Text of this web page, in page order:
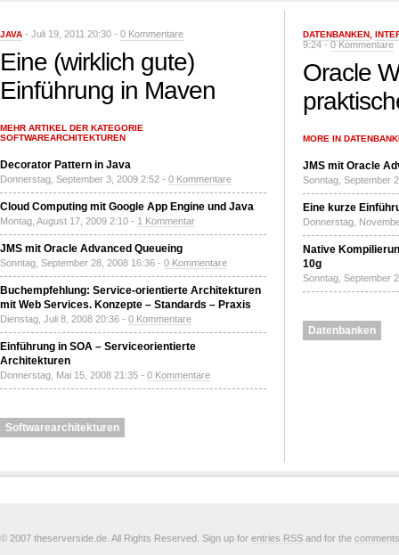
JAVA - Juli 19, 2011 20:30 - 0 Kommentare
Eine (wirklich gute)
Einführung in Maven
MEHR ARTIKEL DER KATEGORIE
SOFTWAREARCHITEKTUREN
Decorator Pattern in Java
Donnerstag, September 3, 2009 2:52 - 0 Kommentare
Cloud Computing mit Google App Engine und Java
Montag, August 17, 2009 2:10 - 1 Kommentar
JMS mit Oracle Advanced Queueing
Sonntag, September 28, 2008 16:36 - 0 Kommentare
Buchempfehlung: Service-orientierte Architekturen
mit Web Services. Konzepte – Standards – Praxis
Dienstag, Juli 8, 2008 20:36 - 0 Kommentare
Einführung in SOA – Serviceorientierte
Architekturen
Donnerstag, Mai 15, 2008 21:35 - 0 Kommentare
Softwarearchitekturen
DATENBANKEN
9:24 -0 Kommentare
Oracle
MORE IN
JMS mit Oracle
Sonntag, September
Eine kurze
Donnerstag,
Native
10g
Sonntag, September
Datenbanken
© 2007 theserverside.de. All Rights Reserved. Sign up for entries RSS and for the